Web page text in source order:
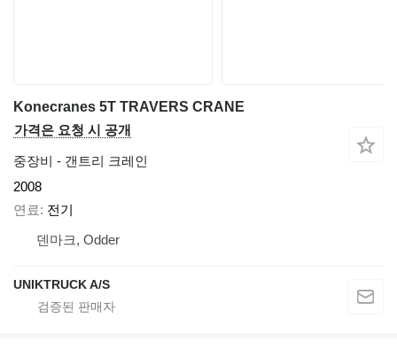
Konecranes 5T TRAVERS CRANE
가격은 요청 시 공개
중장비 - 갠트리 크레인
2008
연료
전기
덴마크, Odder
UNIKTRUCK A/S